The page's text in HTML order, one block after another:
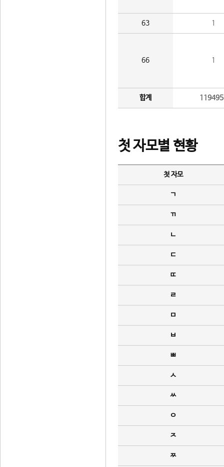
63 1
66 1
합계
첫 자모별 현황
첫 자모
ㄱ
ㄲ
ㄴ
ㄷ
ㄸ
ㄹ
ㅁ
ㅂ
ㅃ
ㅅ
ㅆ
ㅇ
ㅈ
ㅉ